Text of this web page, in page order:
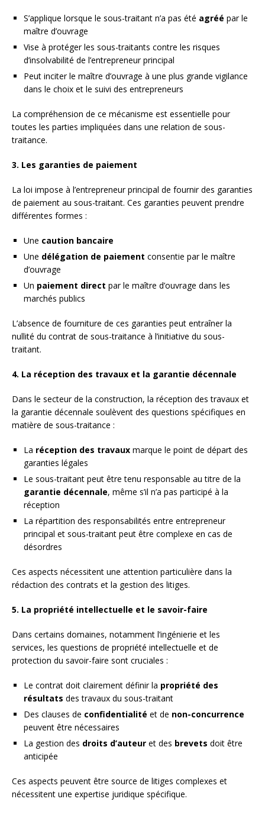
S’applique lorsque le sous-traitant n’a pas été agréé par le
maître d’ouvrage
Vise à protéger les sous-traitants contre les risques
d’insolvabilité de l’entrepreneur principal
Peut inciter le maître d’ouvrage à une plus grande vigilance
dans le choix et le suivi des entrepreneurs
La compréhension de ce mécanisme est essentielle pour
toutes les parties impliquées dans une relation de sous-
traitance.
3. Les garanties de paiement
La loi impose à l’entrepreneur principal de fournir des garanties
de paiement au sous-traitant. Ces garanties peuvent prendre
différentes formes :
Une caution bancaire
Une délégation de paiement consentie par le maître
d’ouvrage
Un paiement direct par le maître d’ouvrage dans les
marchés publics
L’absence de fourniture de ces garanties peut entraîner la
nullité du contrat de sous-traitance à l’initiative du sous-
traitant.
4. La réception des travaux et la garantie décennale
Dans le secteur de la construction, la réception des travaux et
la garantie décennale soulèvent des questions spécifiques en
matière de sous-traitance :
La réception des travaux marque le point de départ des
garanties légales
Le sous-traitant peut être tenu responsable au titre de la
garantie décennale, même s’il n’a pas participé à la
réception
La répartition des responsabilités entre entrepreneur
principal et sous-traitant peut être complexe en cas de
désordres
Ces aspects nécessitent une attention particulière dans la
rédaction des contrats et la gestion des litiges.
5. La propriété intellectuelle et le savoir-faire
Dans certains domaines, notamment l’ingénierie et les
services, les questions de propriété intellectuelle et de
protection du savoir-faire sont cruciales :
Le contrat doit clairement définir la propriété des
résultats des travaux du sous-traitant
Des clauses de confidentialité et de non-concurrence
peuvent être nécessaires
La gestion des droits d’auteur et des brevets doit être
anticipée
Ces aspects peuvent être source de litiges complexes et
nécessitent une expertise juridique spécifique.